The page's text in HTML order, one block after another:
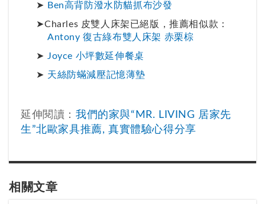
Ben高背防潑水防貓抓布沙發
Charles 皮雙人床架已絕版，推薦相似款：
Antony 復古綠布雙人床架 赤栗棕
Joyce 小坪數延伸餐桌
天絲防蟎減壓記憶薄墊
延伸閱讀： 我們的家與“MR. LIVING 居家先
生”北歐家具推薦, 真實體驗心得分享
相關文章